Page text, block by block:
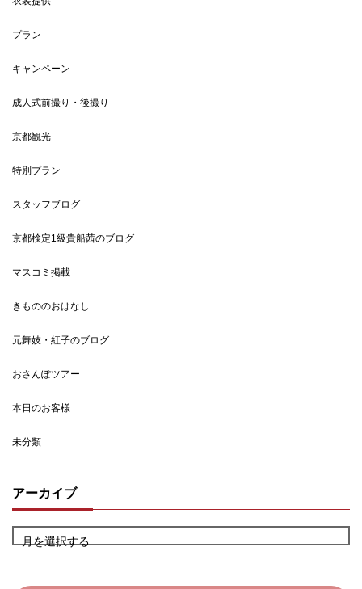
プラン
キャンペーン
成人式前撮り・後撮り
京都観光
特別プラン
スタッフブログ
京都検定1級貴船茜のブログ
マスコミ掲載
きもののおはなし
元舞妓・紅子のブログ
おさんぽツアー
本日のお客様
未分類
アーカイブ
月を選択する